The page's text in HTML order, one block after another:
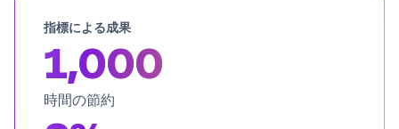
指標による成果
1,000
時間の節約